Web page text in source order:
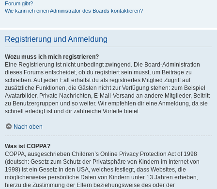
Forum gibt?
Wie kann ich einen Administrator des Boards kontaktieren?
Registrierung und Anmeldung
Wozu muss ich mich registrieren?
Eine Registrierung ist nicht unbedingt zwingend. Die Board-Administration
dieses Forums entscheidet, ob du registriert sein musst, um Beiträge zu
schreiben. Auf jeden Fall erhältst du als registriertes Mitglied Zugriff auf
zusätzliche Funktionen, die Gästen nicht zur Verfügung stehen: zum Beispiel
Avatarbilder, Private Nachrichten, E-Mail-Versand an andere Mitglieder, Beitritt
zu Benutzergruppen und so weiter. Wir empfehlen dir eine Anmeldung, da sie
schnell erledigt ist und dir zahlreiche Vorteile bietet.
Nach oben
Was ist COPPA?
COPPA, ausgeschrieben Children’s Online Privacy Protection Act of 1998
(deutsch: Gesetz zum Schutz der Privatsphäre von Kindern im Internet von
1998) ist ein Gesetz in den USA, welches festlegt, dass Websites, die
möglicherweise persönliche Daten von Kindern unter 13 Jahren erheben,
hierzu die Zustimmung der Eltern beziehungsweise des oder der